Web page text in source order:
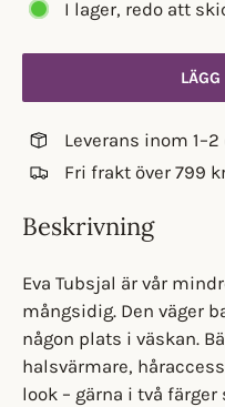
I lager, redo att
Leverans inom 1–2
Fri frakt över 799
Beskrivning
Eva Tubsjal är vår
mångsidig. Den väger
någon plats i väskan.
halsvärmare,
look – gärna i två